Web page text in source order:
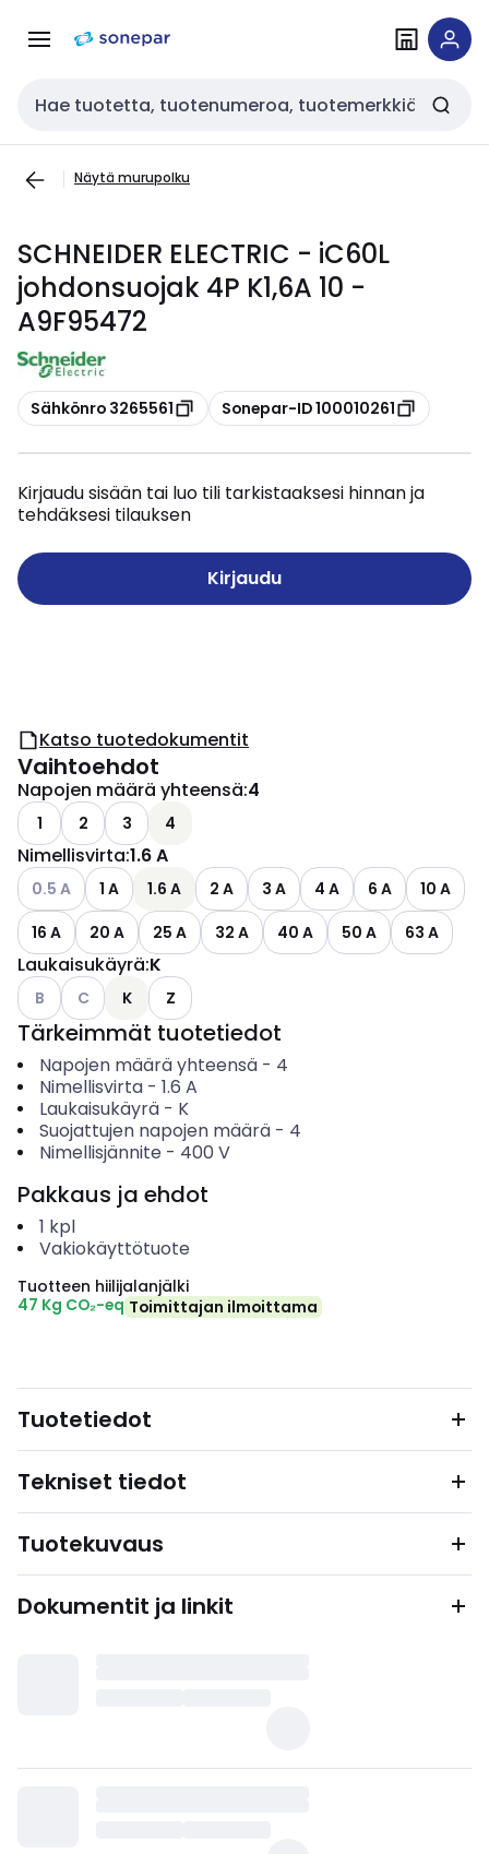
navigointiinsisältöön
Haku
Näytä murupolku
SCHNEIDER ELECTRIC - iC60L
johdonsuojak 4P K1,6A 10 -
A9F95472
Kopioi
Sähkönro 3265561 Kopioi
Sonepar-ID 100010261
Kirjaudu sisään tai luo tili tarkistaaksesi hinnan ja
tehdäksesi tilauksen
Kirjaudu
Katso tuotedokumentit
Vaihtoehdot
Napojen määrä yhteensä:4
1 2 3 4
Nimellisvirta:1.6 A
Katso käytettävissä olevat vaihtoehdot
0.5 A 1 A 1.6 A 2 A 3 A 4 A 6 A
10 A
16 A
20 A 25 A 32 A 40 A 50 A 63 A
Laukaisukäyrä:K
Katso käytettävissä olevat vaihtoehdot
B Katso käytettävissä olevat vaihtoehdot
C K Z
Tärkeimmät tuotetiedot
Napojen määrä yhteensä- 4
Nimellisvirta- 1.6 A
Laukaisukäyrä- K
Suojattujen napojen määrä- 4
Nimellisjännite - 400 V
Pakkaus ja ehdot
1 kpl
Vakiokäyttötuote
Tuotteen hiilijalanjälki
47 Kg CO₂-eq Toimittajan ilmoittama
Tuotetiedot
Tekniset tiedot
Tuotekuvaus
Dokumentit ja linkit